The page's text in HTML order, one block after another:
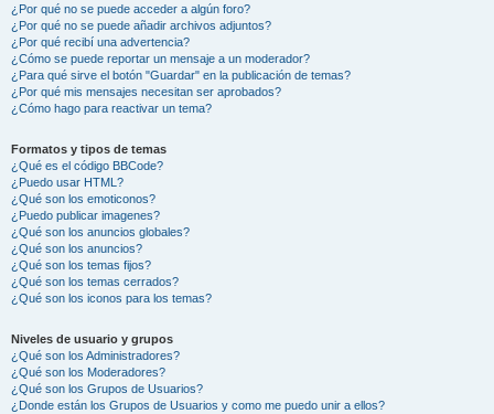
¿Por qué no se puede acceder a algún foro?
¿Por qué no se puede añadir archivos adjuntos?
¿Por qué recibí una advertencia?
¿Cómo se puede reportar un mensaje a un moderador?
¿Para qué sirve el botón "Guardar" en la publicación de temas?
¿Por qué mis mensajes necesitan ser aprobados?
¿Cómo hago para reactivar un tema?
Formatos y tipos de temas
¿Qué es el código BBCode?
¿Puedo usar HTML?
¿Qué son los emoticonos?
¿Puedo publicar imagenes?
¿Qué son los anuncios globales?
¿Qué son los anuncios?
¿Qué son los temas fijos?
¿Qué son los temas cerrados?
¿Qué son los iconos para los temas?
Niveles de usuario y grupos
¿Qué son los Administradores?
¿Qué son los Moderadores?
¿Qué son los Grupos de Usuarios?
¿Donde están los Grupos de Usuarios y como me puedo unir a ellos?